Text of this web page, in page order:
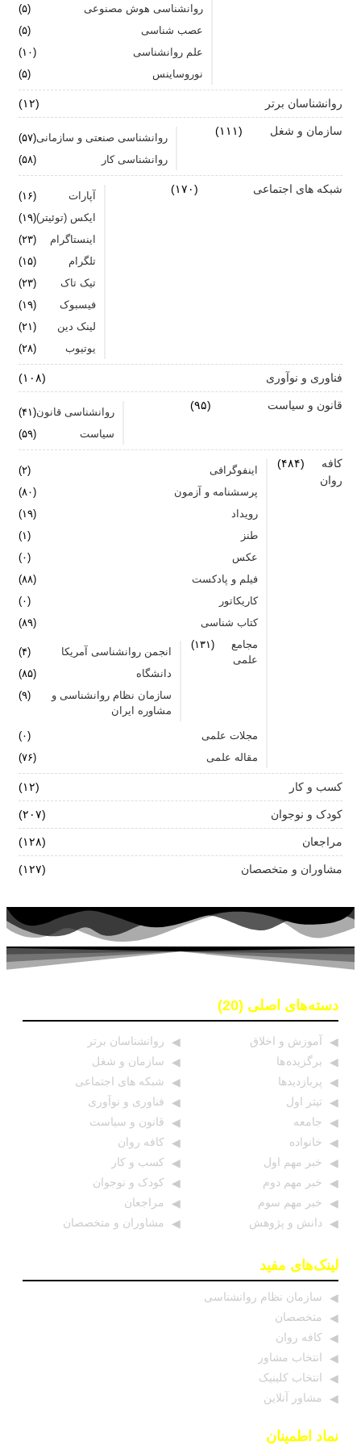
اضطراب را برای خود پر رنگ نکنید
برای بهبود سلامت روان لازم است روزانه از آن مراقبت
روانشناسی هوش مصنوعی
(۵)
عصب شناسی
(۵)
علم روانشناسی
(۱۰)
نوروساینس
(۵)
روانشناسان برتر (۱۲)
سازمان و شغل (۱۱۱)
روانشناسی صنعتی و سازمانی(۵۷)
روانشناسی کار
(۵۸)
شبکه های اجتماعی (۱۷۰)
آپارات
(۱۶)
ایکس (توئیتر)(۱۹)
اینستاگرام
(۲۳)
تلگرام
(۱۵)
تیک تاک
(۲۳)
فیسبوک
(۱۹)
لینک دین
(۲۱)
یوتیوب
(۲۸)
فناوری و نوآوری (۱۰۸)
قانون و سیاست (۹۵)
روانشناسی قانون(۴۱)
سیاست
(۵۹)
کافه
روان
(۴۸۴)
اینفوگرافی
(۲)
پرسشنامه و آزمون
(۸۰)
رویداد
(۱۹)
طنز
(۱)
عکس
(۰)
فیلم و پادکست
(۸۸)
کاریکاتور
(۰)
کتاب شناسی
(۸۹)
مجامع
علمی
(۱۳۱)
انجمن روانشناسی آمریکا
(۴)
دانشگاه
(۸۵)
سازمان نظام روانشناسی و
مشاوره ایران
(۹)
مجلات علمی
(۰)
مقاله علمی
(۷۶)
کسب و کار (۱۲)
کودک و نوجوان (۲۰۷)
مراجعان (۱۲۸)
مشاوران و متخصصان (۱۲۷)
دسته‌های اصلی (20)
آموزش و اخلاق
برگزیده ها
پربازدیدها
تیتر اول
جامعه
خانواده
خبر مهم اول
خبر مهم دوم
خبر مهم سوم
دانش و پژوهش
روانشناسان برتر
سازمان و شغل
شبکه های اجتماعی
فناوری و نوآوری
قانون و سیاست
کافه روان
کسب و کار
کودک و نوجوان
مراجعان
مشاوران و متخصصان
لینک‌های مفید
سازمان نظام روانشناسی
متخصصان
کافه روان
انتخاب مشاور
انتخاب کلینیک
مشاور آنلاین
نماد اطمینان